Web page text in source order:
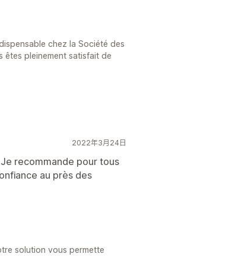
chez la Société des
êtes pleinement satisfait de
2022年3月24日
recommande pour tous
au près des
solution vous permette